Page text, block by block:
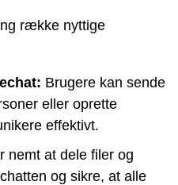
række nyttige
Brugere kan sende
eller oprette
effektivt.
nemt at dele filer og
og sikre, at alle